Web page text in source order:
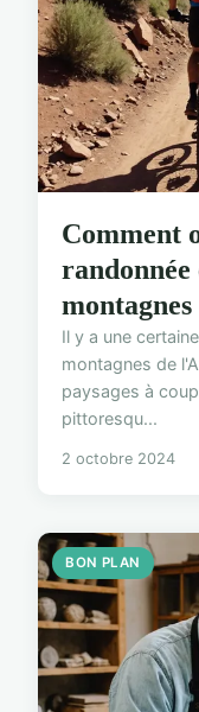
Comment
randonnée
Il y a une
montagnes de
paysages à
pittoresqu...
2 octobre 2024
BON PLAN